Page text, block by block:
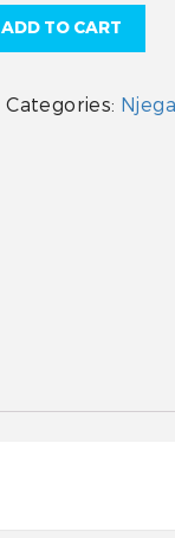
ADD TO CART
Categories: